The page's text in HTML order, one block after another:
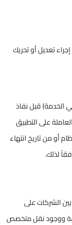
تعديل أو تحريك
الخدمة) قبل نفاذ
العاملة على التطبيق
صدور النظام أو من تاريخ انتهاء
لذلك.
الشركات على
ووجود نقل متخصص